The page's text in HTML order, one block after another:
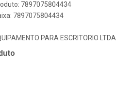
7897075804434
7897075804434
PARA ESCRITORIO LTDA